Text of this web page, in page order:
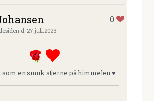
0
d. 27.juli.2023
en smuk stjerne på himmelen ♥️